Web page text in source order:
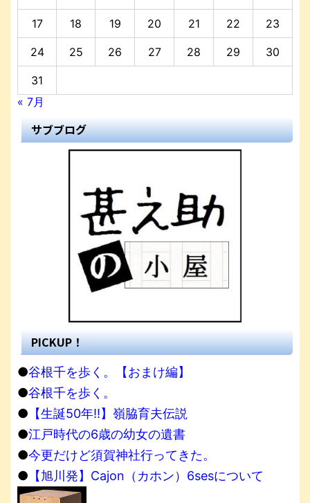
17 18 19 20 21 22 23
24 25 26 27 28 29 30
31
« 7月
サブブログ
PICKUP！
●谷根千を歩く。【おまけ編】
●谷根千を歩く。
● 【生誕50年!!】嶺脇育夫伝説
●江戸時代の6歳の幼女の遺書
●今更だけど須賀神社行ってきた。
● 【旭川発】Cajon（カホン）6sesについて